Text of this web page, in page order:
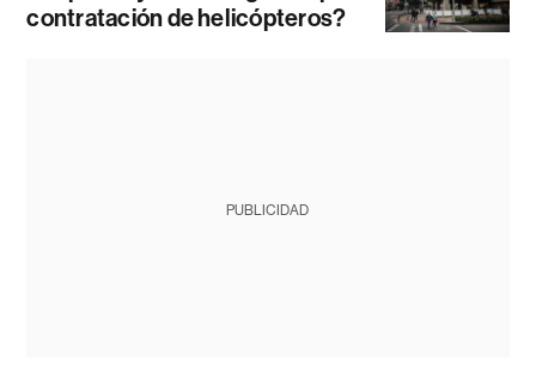
contratación de helicópteros?
PUBLICIDAD